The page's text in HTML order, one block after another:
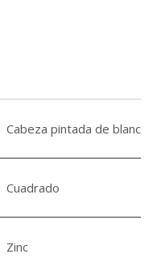
Cabeza pintada de blanco
Cuadrado
Zinc